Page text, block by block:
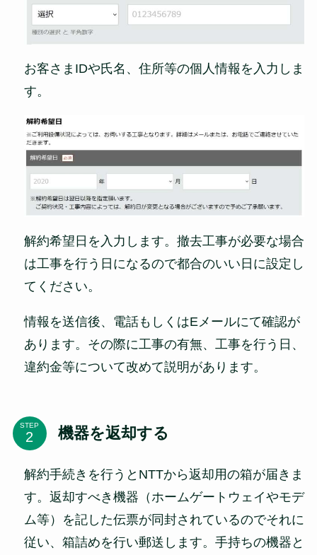
お客さまIDや氏名、住所等の個人情報を入力しま
す。
解約希望日を入力します。撤去工事が必要な場合
は工事を行う日になるので都合のいい日に設定し
てください。
情報を送信後、電話もしくはEメールにて確認が
あります。その際に工事の有無、工事を行う日、
違約金等について改めて説明があります。
STEP 機器を返却する
解約手続きを行うとNTTから返却用の箱が届きま
す。返却すべき機器（ホームゲートウェイやモデ
ム等）を記した伝票が同封されているのでそれに
従い、箱詰めを行い郵送します。手持ちの機器と